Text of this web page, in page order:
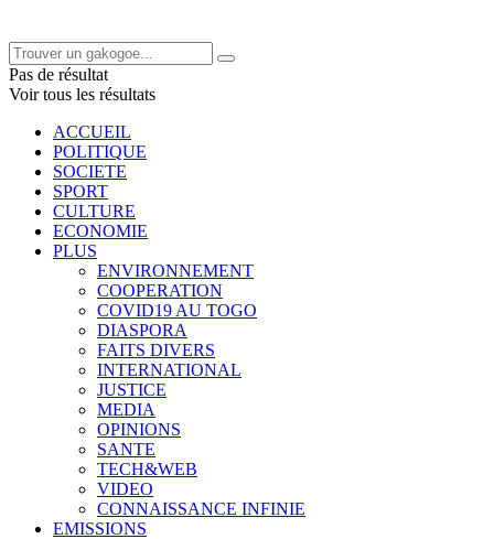
Pas de résultat
Voir tous les résultats
ACCUEIL
POLITIQUE
SOCIETE
SPORT
CULTURE
ECONOMIE
PLUS
ENVIRONNEMENT
COOPERATION
COVID19 AU TOGO
DIASPORA
FAITS DIVERS
INTERNATIONAL
JUSTICE
MEDIA
OPINIONS
SANTE
TECH&WEB
VIDEO
CONNAISSANCE INFINIE
EMISSIONS